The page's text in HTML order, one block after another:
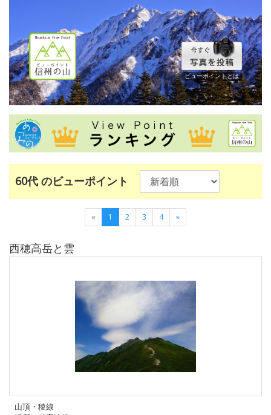
ビューポイントとは
60代 のビューポイント
« 1 2 3 4 »
西穂高岳と雲
山頂・稜線